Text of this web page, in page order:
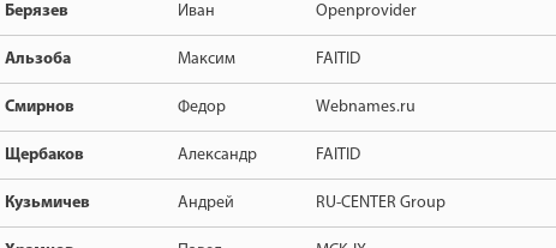
Берязев Иван Openprovider
Альзоба Максим FAITID
Смирнов Федор Webnames.ru
Щербаков Александр FAITID
Кузьмичев Андрей RU-CENTER Group